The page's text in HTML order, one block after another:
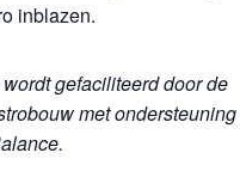
inblazen.
gefaciliteerd door de
met